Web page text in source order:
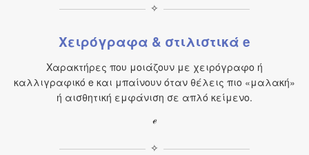
✧
Χειρόγραφα & στιλιστικά e
Χαρακτήρες που μοιάζουν με χειρόγραφο ή
καλλιγραφικό e και μπαίνουν όταν θέλεις πιο «μαλακή»
ή αισθητική εμφάνιση σε απλό κείμενο.
ℯ
✧